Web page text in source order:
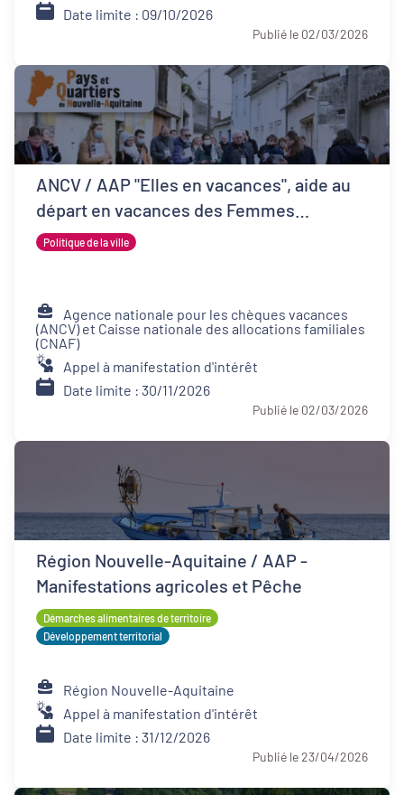
Date limite : 09/10/2026
Publié le 02/03/2026
ANCV / AAP "Elles en vacances", aide au
départ en vacances des Femmes
Victimes de Violences et de leurs proches
Politique de la ville
Agence nationale pour les chèques vacances
(ANCV) et Caisse nationale des allocations familiales
(CNAF)
Appel à manifestation d'intérêt
Date limite : 30/11/2026
Publié le 02/03/2026
Région Nouvelle-Aquitaine / AAP -
Manifestations agricoles et Pêche
Démarches alimentaires de territoire
Développement territorial
Région Nouvelle-Aquitaine
Appel à manifestation d'intérêt
Date limite : 31/12/2026
Publié le 23/04/2026